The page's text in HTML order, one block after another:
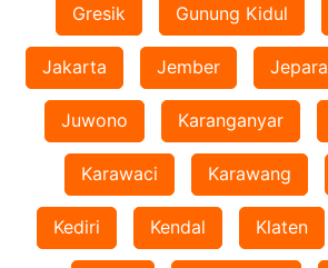
Gresik Gunung Kidul
Jakarta Jember Jepara
Juwono Karanganyar
Karawaci Karawang
Kediri Kendal Klaten